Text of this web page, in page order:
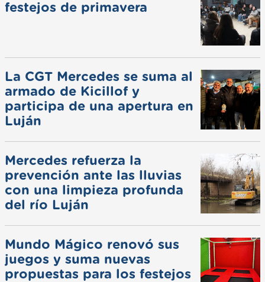
festejos de primavera
La CGT Mercedes se suma al
armado de Kicillof y
participa de una apertura en
Luján
Mercedes refuerza la
prevención ante las lluvias
con una limpieza profunda
del río Luján
Mundo Mágico renovó sus
juegos y suma nuevas
propuestas para los festejos